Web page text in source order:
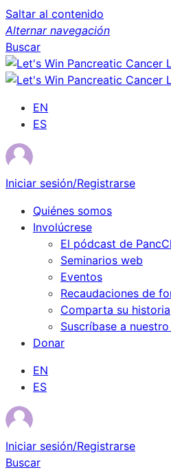
Saltar al contenido
Alternar navegación
Buscar
EN
ES
Iniciar sesión/Registrarse
Quiénes somos
Involúcrese
El pódcast de
Seminarios web
Eventos
Recaudaciones de
Comparta su historia
Suscríbase a
Donar
EN
ES
Iniciar sesión/Registrarse
Buscar